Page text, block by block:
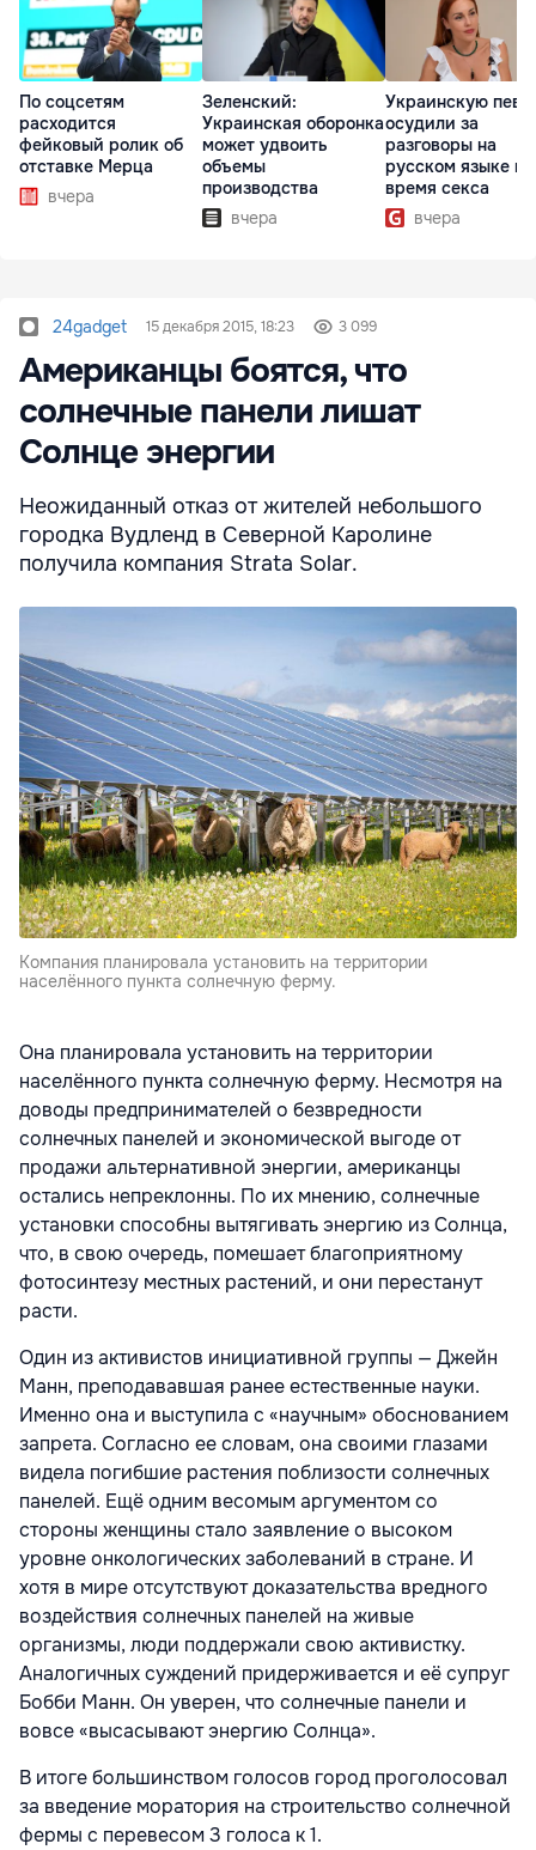
По соцсетям
расходится
фейковый ролик об
отставке Мерца
вчера
Зеленский:
Украинская оборонка
может удвоить
объемы
производства
вчера
Украинскую
осудили за
разговоры на
русском языке во
время секса
вчера
24gadget 15 декабря 2015, 18:23 3 099
Американцы боятся, что
солнечные панели лишат
Солнце энергии
Неожиданный отказ от жителей небольшого
городка Вудленд в Северной Каролине
получила компания Strata Solar.
Компания планировала установить на территории
населённого пункта солнечную ферму.
Она планировала установить на территории
населённого пункта солнечную ферму. Несмотря на
доводы предпринимателей о безвредности
солнечных панелей и экономической выгоде от
продажи альтернативной энергии, американцы
остались непреклонны. По их мнению, солнечные
установки способны вытягивать энергию из Солнца,
что, в свою очередь, помешает благоприятному
фотосинтезу местных растений, и они перестанут
расти.
Один из активистов инициативной группы — Джейн
Манн, преподававшая ранее естественные науки.
Именно она и выступила с «научным» обоснованием
запрета. Согласно ее словам, она своими глазами
видела погибшие растения поблизости солнечных
панелей. Ещё одним весомым аргументом со
стороны женщины стало заявление о высоком
уровне онкологических заболеваний в стране. И
хотя в мире отсутствуют доказательства вредного
воздействия солнечных панелей на живые
организмы, люди поддержали свою активистку.
Аналогичных суждений придерживается и её супруг
Бобби Манн. Он уверен, что солнечные панели и
вовсе «высасывают энергию Солнца».
В итоге большинством голосов город проголосовал
за введение моратория на строительство солнечной
фермы с перевесом 3 голоса к 1.